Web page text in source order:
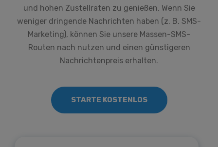
und hohen Zustellraten zu genießen. Wenn Sie
weniger dringende Nachrichten haben (z. B. SMS-
Marketing), können Sie unsere Massen-SMS-
Routen nach nutzen und einen günstigeren
Nachrichtenpreis erhalten.
STARTE KOSTENLOS